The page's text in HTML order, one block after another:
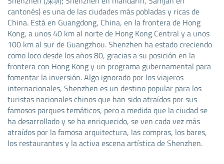
cantonés) es una de las ciudades más pobladas y ricas de
China. Está en Guangdong, China, en la frontera de Hong
Kong, a unos 40 km al norte de Hong Kong Central y a unos
100 km al sur de Guangzhou. Shenzhen ha estado creciendo
como loco desde los años 80, gracias a su posición en la
frontera con Hong Kong y un programa gubernamental para
fomentar la inversión. Algo ignorado por los viajeros
internacionales, Shenzhen es un destino popular para los
turistas nacionales chinos que han sido atraídos por sus
famosos parques temáticos, pero a medida que la ciudad se
ha desarrollado y se ha enriquecido, se ven cada vez más
atraídos por la famosa arquitectura, las compras, los bares,
los restaurantes y la activa escena artística de Shenzhen.